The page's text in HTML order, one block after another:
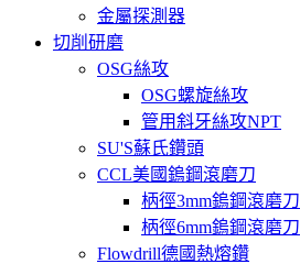
金屬探測器
切削研磨
OSG絲攻
OSG螺旋絲攻
管用斜牙絲攻NPT
SU'S蘇氏鑽頭
CCL美國鎢鋼滾磨刀
柄徑3mm鎢鋼滾磨刀
柄徑6mm鎢鋼滾磨刀
Flowdrill德國熱熔鑽